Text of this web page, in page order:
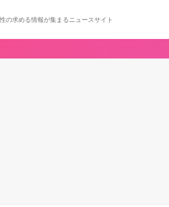
の求める情報が集まるニュースサイト